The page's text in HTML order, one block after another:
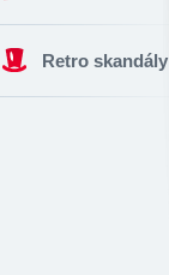
Retro skandály